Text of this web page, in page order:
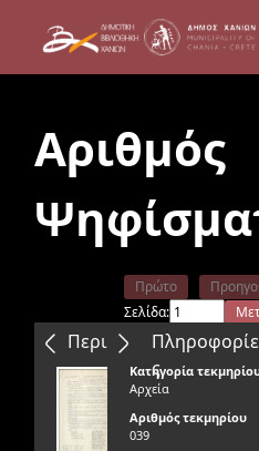
Αριθμός
Περιεχόμενα
Πρώτο
Σελίδα:
Επόμενο
Πληροφορίε
ς
Κατηγορία
Αρχεία
Αριθμός τεκμηρίου
039